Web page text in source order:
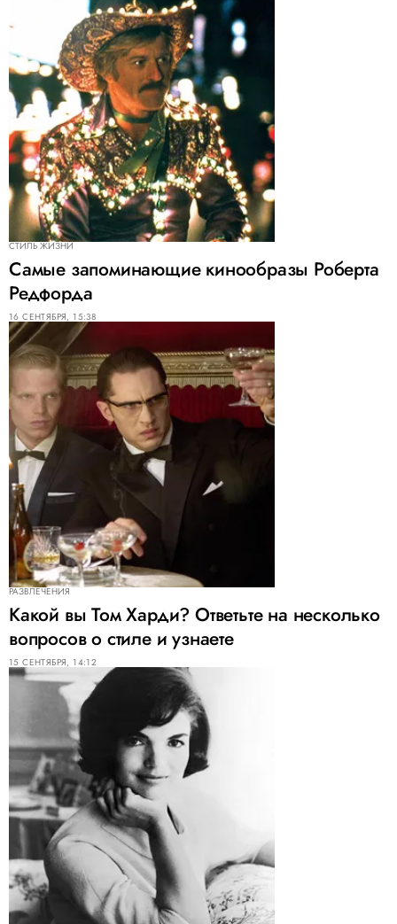
СТИЛЬ ЖИЗНИ
Самые запоминающие кинообразы Роберта
Редфорда
16 СЕНТЯБРЯ, 15:38
РАЗВЛЕЧЕНИЯ
Какой вы Том Харди? Ответьте на несколько
вопросов о стиле и узнаете
15 СЕНТЯБРЯ, 14:12